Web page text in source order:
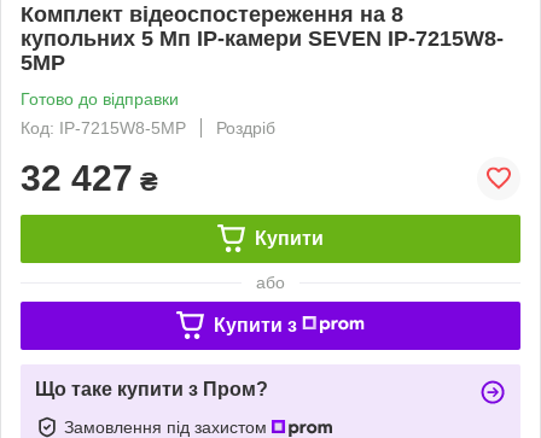
Комплект відеоспостереження на 8
купольних 5 Мп IP-камери SEVEN IP-7215W8-
5MP
Готово до відправки
Код: IP-7215W8-5MP
Роздріб
32 427 ₴
Купити
або
Купити з
Що таке купити з Пром?
Замовлення під захистом